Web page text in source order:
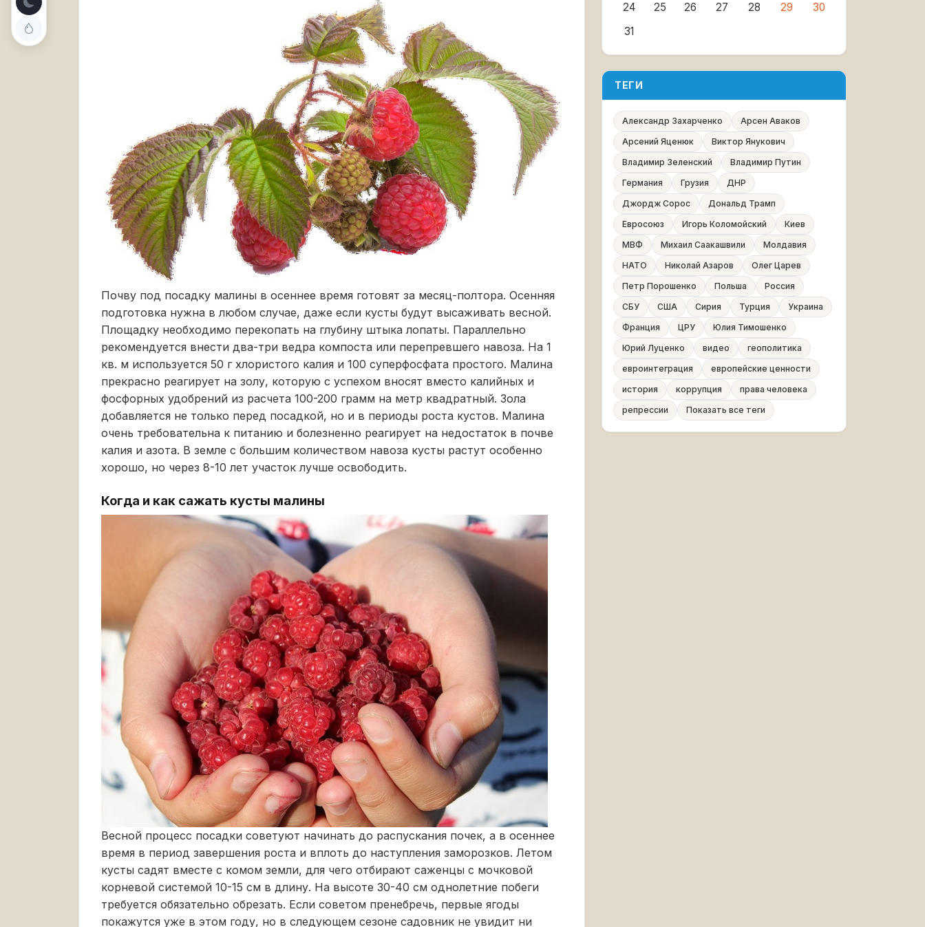
Почву под посадку малины в осеннее время готовят за месяц-полтора. Осенняя
подготовка нужна в любом случае, даже если кусты будут высаживать весной.
Площадку необходимо перекопать на глубину штыка лопаты. Параллельно
рекомендуется внести два-три ведра компоста или перепревшего навоза. На 1
кв. м используется 50 г хлористого калия и 100 суперфосфата простого. Малина
прекрасно реагирует на золу, которую с успехом вносят вместо калийных и
фосфорных удобрений из расчета 100-200 грамм на метр квадратный. Зола
добавляется не только перед посадкой, но и в периоды роста кустов. Малина
очень требовательна к питанию и болезненно реагирует на недостаток в почве
калия и азота. В земле с большим количеством навоза кусты растут особенно
хорошо, но через 8-10 лет участок лучше освободить.
Когда и как сажать кусты малины
Весной процесс посадки советуют начинать до распускания почек, а в осеннее
время в период завершения роста и вплоть до наступления заморозков. Летом
кусты садят вместе с комом земли, для чего отбирают саженцы с мочковой
корневой системой 10-15 см в длину. На высоте 30-40 см однолетние побеги
требуется обязательно обрезать. Если советом пренебречь, первые ягоды
покажутся уже в этом году, но в следующем сезоне садовник не увидит ни
24
25 26 27 28 29
30
31
ТЕГИ
Александр Захарченко
Арсен Аваков
Арсений Яценюк
Виктор Янукович
Владимир Зеленский
Владимир Путин
Германия
Грузия
ДНР
Джордж Сорос
Дональд Трамп
Евросоюз
Игорь Коломойский
Киев
МВФ
Михаил Саакашвили
Молдавия
НАТО
Николай Азаров
Олег Царев
Петр Порошенко
Польша
Россия
СБУ
США Сирия Турция
Украина
Франция
ЦРУ
Юлия Тимошенко
Юрий Луценко
видео
геополитика
евроинтеграция
европейские ценности
история
коррупция
права человека
репрессии
Показать все теги